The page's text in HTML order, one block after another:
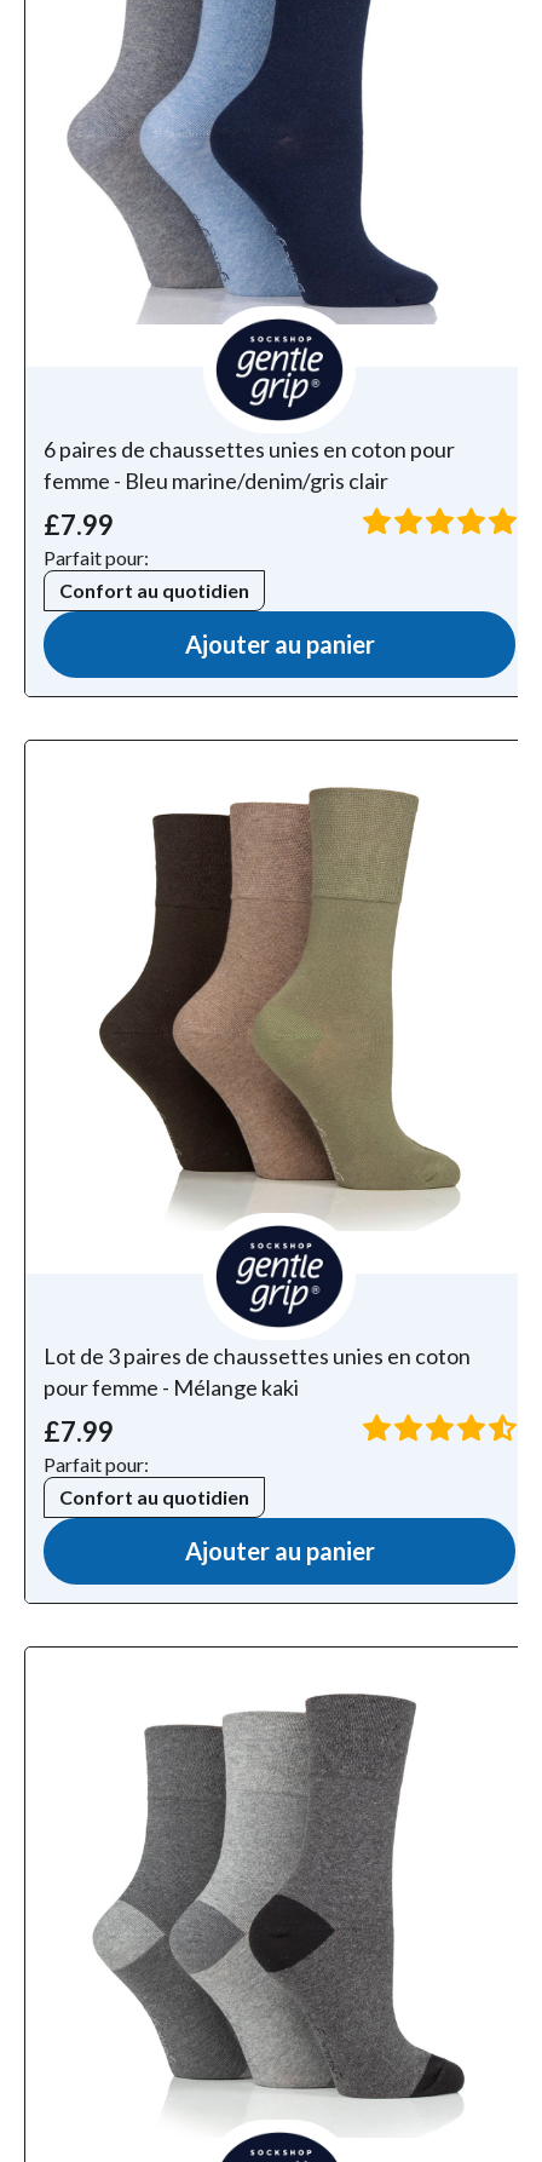
6 paires de chaussettes unies en coton pour
femme - Bleu marine/denim/gris clair
£7.99
Parfait pour:
Confort au quotidien
Ajouter au panier
Lot de 3 paires de chaussettes unies en coton
pour femme - Mélange kaki
£7.99
Parfait pour:
Confort au quotidien
Ajouter au panier